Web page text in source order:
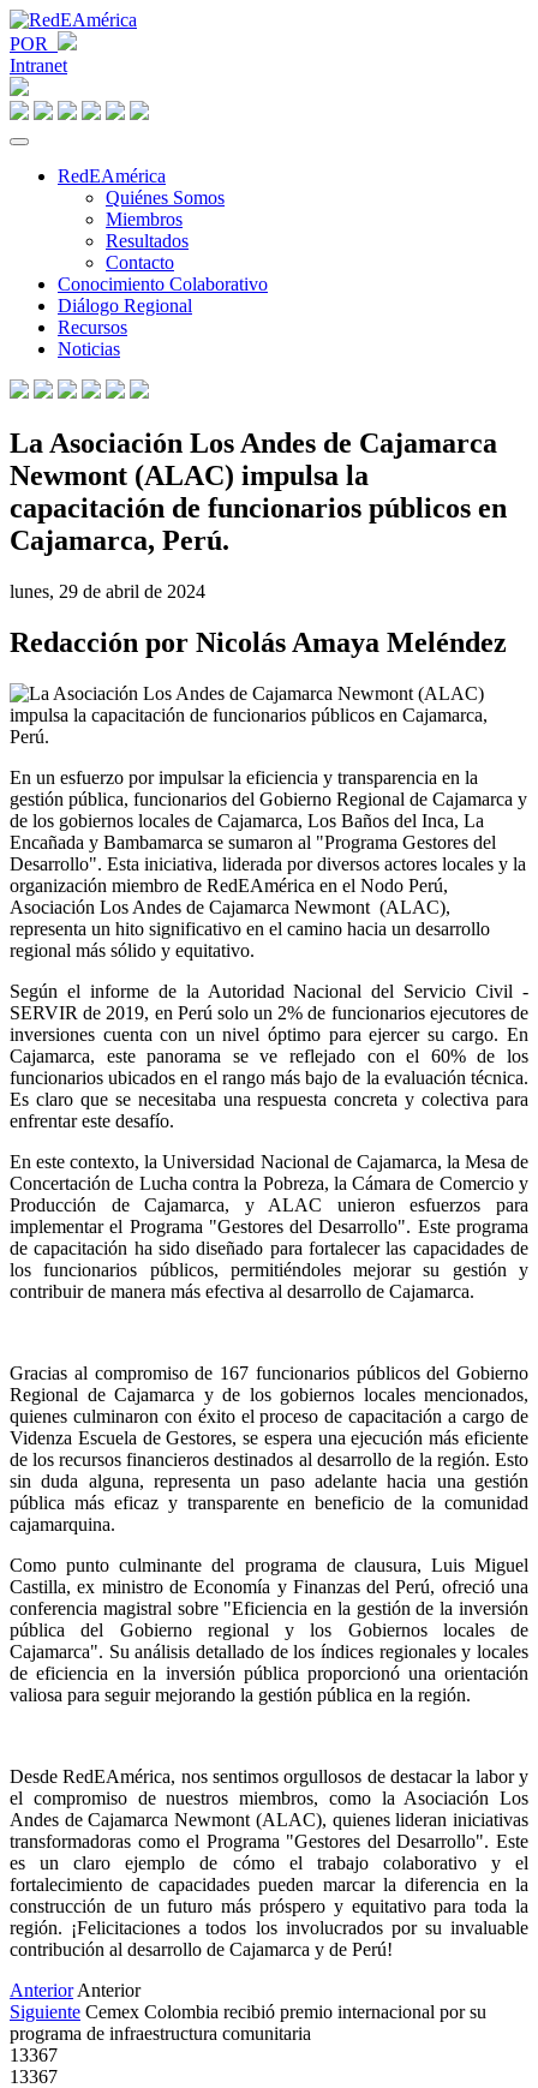
POR
Intranet
RedEAmérica
Quiénes Somos
Miembros
Resultados
Contacto
Conocimiento Colaborativo
Diálogo Regional
Recursos
Noticias
La Asociación Los Andes de Cajamarca
Newmont (ALAC) impulsa la
capacitación de funcionarios públicos en
Cajamarca, Perú.
lunes, 29 de abril de 2024
Redacción por Nicolás Amaya Meléndez
En un esfuerzo por impulsar la eficiencia y transparencia en la
gestión pública, funcionarios del Gobierno Regional de Cajamarca y
de los gobiernos locales de Cajamarca, Los Baños del Inca, La
Encañada y Bambamarca se sumaron al "Programa Gestores del
Desarrollo". Esta iniciativa, liderada por diversos actores locales y la
organización miembro de RedEAmérica en el Nodo Perú,
Asociación Los Andes de Cajamarca Newmont  (ALAC),
representa un hito significativo en el camino hacia un desarrollo
regional más sólido y equitativo.
Según el informe de la Autoridad Nacional del Servicio Civil -
SERVIR de 2019, en Perú solo un 2% de funcionarios ejecutores de
inversiones cuenta con un nivel óptimo para ejercer su cargo. En
Cajamarca, este panorama se ve reflejado con el 60% de los
funcionarios ubicados en el rango más bajo de la evaluación técnica.
Es claro que se necesitaba una respuesta concreta y colectiva para
enfrentar este desafío.
En este contexto, la Universidad Nacional de Cajamarca, la Mesa de
Concertación de Lucha contra la Pobreza, la Cámara de Comercio y
Producción de Cajamarca, y ALAC unieron esfuerzos para
implementar el Programa "Gestores del Desarrollo". Este programa
de capacitación ha sido diseñado para fortalecer las capacidades de
los funcionarios públicos, permitiéndoles mejorar su gestión y
contribuir de manera más efectiva al desarrollo de Cajamarca.
Gracias al compromiso de 167 funcionarios públicos del Gobierno
Regional de Cajamarca y de los gobiernos locales mencionados,
quienes culminaron con éxito el proceso de capacitación a cargo de
Videnza Escuela de Gestores, se espera una ejecución más eficiente
de los recursos financieros destinados al desarrollo de la región. Esto
sin duda alguna, representa un paso adelante hacia una gestión
pública más eficaz y transparente en beneficio de la comunidad
cajamarquina.
Como punto culminante del programa de clausura, Luis Miguel
Castilla, ex ministro de Economía y Finanzas del Perú, ofreció una
conferencia magistral sobre "Eficiencia en la gestión de la inversión
pública del Gobierno regional y los Gobiernos locales de
Cajamarca". Su análisis detallado de los índices regionales y locales
de eficiencia en la inversión pública proporcionó una orientación
valiosa para seguir mejorando la gestión pública en la región.
Desde RedEAmérica, nos sentimos orgullosos de destacar la labor y
el compromiso de nuestros miembros, como la Asociación Los
Andes de Cajamarca Newmont (ALAC), quienes lideran iniciativas
transformadoras como el Programa "Gestores del Desarrollo". Este
es un claro ejemplo de cómo el trabajo colaborativo y el
fortalecimiento de capacidades pueden marcar la diferencia en la
construcción de un futuro más próspero y equitativo para toda la
región. ¡Felicitaciones a todos los involucrados por su invaluable
contribución al desarrollo de Cajamarca y de Perú!
Anterior Anterior
Siguiente Cemex Colombia recibió premio internacional por su
programa de infraestructura comunitaria
13367
13367